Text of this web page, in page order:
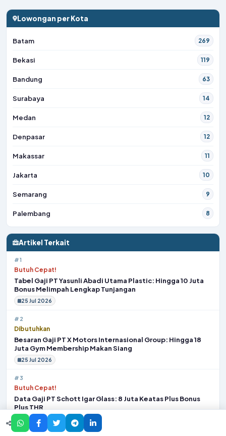
Lowongan per Kota
Batam 269
Bekasi 119
Bandung 63
Surabaya 14
Medan 12
Denpasar 12
Makassar 11
Jakarta 10
Semarang 9
Palembang 8
Artikel Terkait
#1
Butuh Cepat!
Tabel Gaji PT Yasunli Abadi Utama Plastic: Hingga 10 Juta
Bonus Melimpah Lengkap Tunjangan
25 Jul 2026
#2
Dibutuhkan
Besaran Gaji PT X Motors Internasional Group: Hingga 18
Juta Gym Membership Makan Siang
25 Jul 2026
#3
Butuh Cepat!
Data Gaji PT Schott Igar Glass: 8 Juta Keatas Plus Bonus
Plus THR
24 Jul 2026